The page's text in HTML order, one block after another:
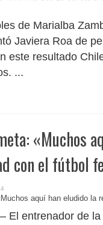
de Marialba
Javiera Roa de
este resultado
...
«Muchos
con el fútbol
El entrenador de